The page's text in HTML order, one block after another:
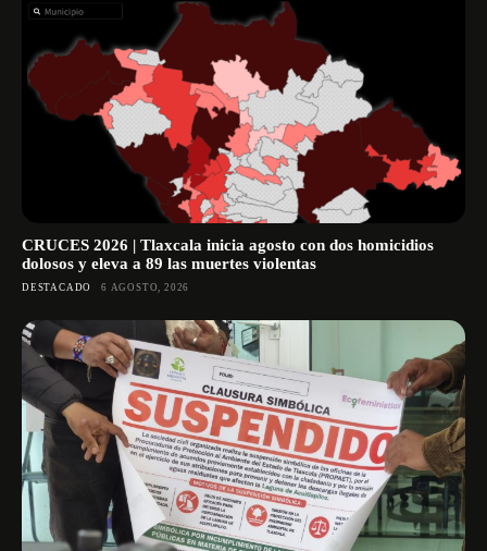
CRUCES 2026 | Tlaxcala inicia agosto con dos homicidios
dolosos y eleva a 89 las muertes violentas
DESTACADO 6 AGOSTO, 2026